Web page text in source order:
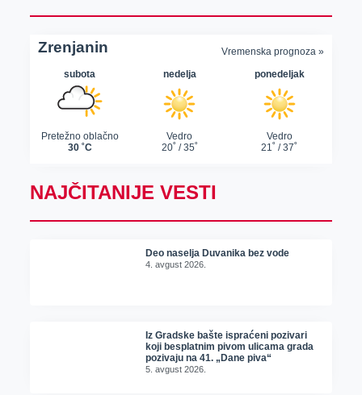
NAJČITANIJE VESTI
Deo naselja Duvanika bez vode
4. avgust 2026.
Iz Gradske bašte ispraćeni pozivari
koji besplatnim pivom ulicama grada
pozivaju na 41. „Dane piva“
5. avgust 2026.